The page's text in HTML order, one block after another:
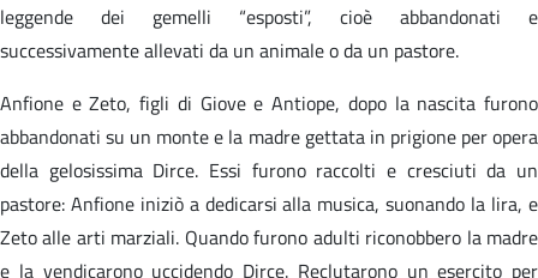
leggende dei gemelli “esposti”, cioè abbandonati e
successivamente allevati da un animale o da un pastore.
Anfione e Zeto, figli di Giove e Antiope, dopo la nascita furono
abbandonati su un monte e la madre gettata in prigione per opera
della gelosissima Dirce. Essi furono raccolti e cresciuti da un
pastore: Anfione iniziò a dedicarsi alla musica, suonando la lira, e
Zeto alle arti marziali. Quando furono adulti riconobbero la madre
e la vendicarono uccidendo Dirce. Reclutarono un esercito per